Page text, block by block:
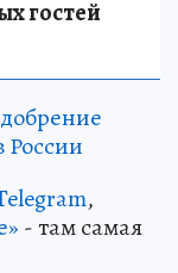
гостей
России
,
- там самая